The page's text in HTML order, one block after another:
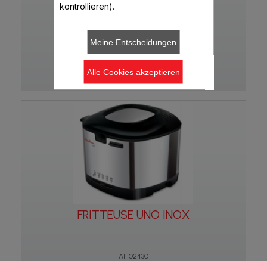
SUPER UNO AM3140CH
AM3140CH
FRITTEUSE UNO INOX
AF102430
kontrollieren).
Meine Entscheidungen
Alle Cookies akzeptieren